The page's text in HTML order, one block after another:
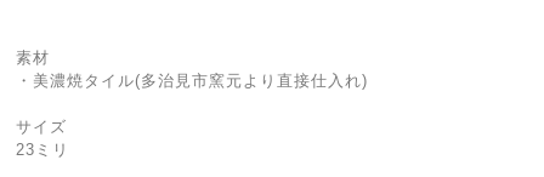
素材
・美濃焼タイル(多治見市窯元より直接仕入れ)
サイズ
23ミリ